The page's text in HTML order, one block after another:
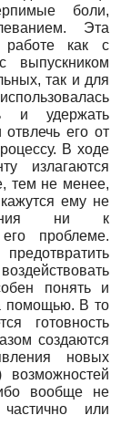
боли,
Эта
работе как с
выпускником
так и для
и удержать
его от
В ходе
излагаются
тем не менее,
ему не
ни к
проблеме.
понять и
помощью. В то
готовность
создаются
новых
вообще не
или